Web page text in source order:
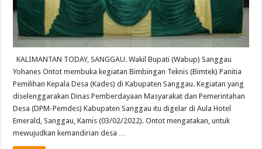
KALIMANTAN TODAY, SANGGAU. Wakil Bupati (Wabup) Sanggau
Yohanes Ontot membuka kegiatan Bimbingan Teknis (Bimtek) Panitia
Pemilihan Kepala Desa (Kades) di Kabupaten Sanggau. Kegiatan yang
diselenggarakan Dinas Pemberdayaan Masyarakat dan Pemerintahan
Desa (DPM-Pemdes) Kabupaten Sanggau itu digelar di Aula Hotel
Emerald, Sanggau, Kamis (03/02/2022). Ontot mengatakan, untuk
mewujudkan kemandirian desa …